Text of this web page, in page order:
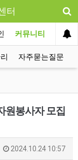
터
커뮤니티
자주묻는질문
원봉사자 모집
2024.10.24 10:57